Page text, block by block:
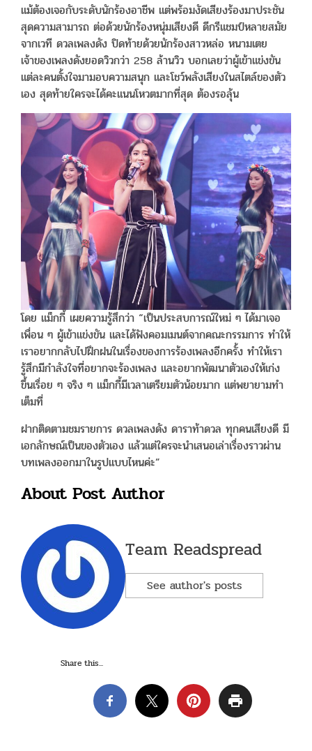
แม้ต้องเจอกับระดับนักร้องอาชีพ แต่พร้อมงัดเสียงร้องมาประชัน
สุดความสามารถ ต่อด้วยนักร้องหนุ่มเสียงดี ดีกรีแชมป์หลายสมัย
จากเวที ดวลเพลงดัง ปิดท้ายด้วยนักร้องสาวหล่อ หนามเตย
เจ้าของเพลงดังยอดวิวกว่า 258 ล้านวิว บอกเลยว่าผู้เข้าแข่งขัน
แต่ละคนตั้งใจมามอบความสนุก และโชว์พลังเสียงในสไตล์ของตัว
เอง สุดท้ายใครจะได้คะแนนโหวตมากที่สุด ต้องรอลุ้น
โดย แม็กกี้ เผยความรู้สึกว่า “เป็นประสบการณ์ใหม่ ๆ ได้มาเจอ
เพื่อน ๆ ผู้เข้าแข่งขัน และได้ฟังคอมเมนต์จากคณะกรรมการ ทำให้
เราอยากกลับไปฝึกฝนในเรื่องของการร้องเพลงอีกครั้ง ทำให้เรา
รู้สึกมีกำลังใจที่อยากจะร้องเพลง และอยากพัฒนาตัวเองให้เก่ง
ขึ้นเรื่อย ๆ จริง ๆ แม็กกี้มีเวลาเตรียมตัวน้อยมาก แต่พยายามทำ
เต็มที่
ฝากติดตามชมรายการ ดวลเพลงดัง ดาราท้าดวล ทุกคนเสียงดี มี
เอกลักษณ์เป็นของตัวเอง แล้วแต่ใครจะนำเสนอเล่าเรื่องราวผ่าน
บทเพลงออกมาในรูปแบบไหนค่ะ”
About Post Author
Team Readspread
See author's posts
Share this...